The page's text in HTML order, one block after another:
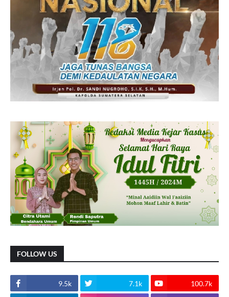
FOLLOW US
9.5k 7.1k 100.7k